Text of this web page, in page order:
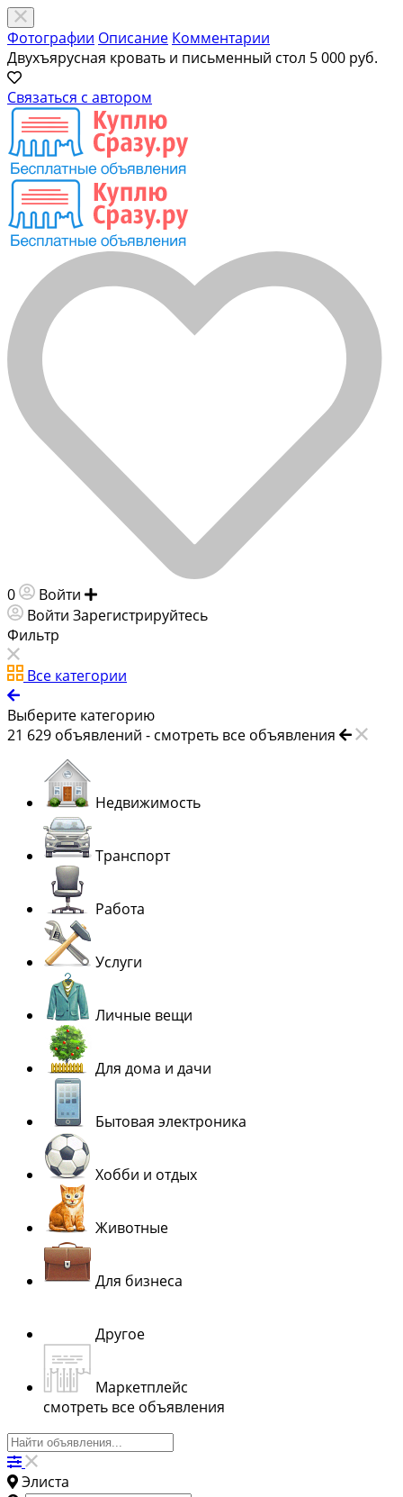
Фотографии Описание Комментарии
Двухъярусная кровать и письменный стол 5 000 руб.
Связаться с автором
0 Войти
Войти Зарегистрируйтесь
Фильтр
Все категории
Выберите категорию
21 629 объявлений - смотреть все объявления
Недвижимость
Транспорт
Работа
Услуги
Личные вещи
Для дома и дачи
Бытовая электроника
Хобби и отдых
Животные
Для бизнеса
Другое
Маркетплейс
смотреть все объявления
Элиста